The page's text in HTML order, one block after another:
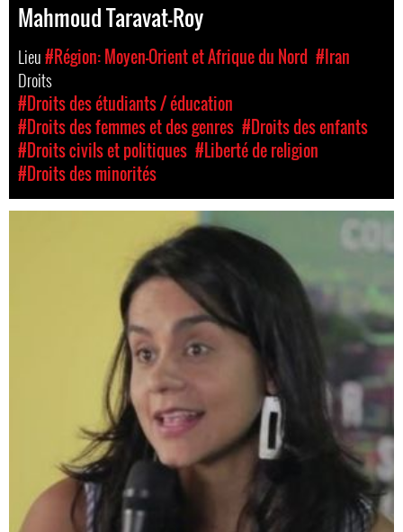
Mahmoud Taravat-Roy
Lieu#Région: Moyen-Orient et Afrique du Nord #Iran
Droits
#Droits des étudiants / éducation
#Droits des femmes et des genres #Droits des enfants
#Droits civils et politiques #Liberté de religion
#Droits des minorités